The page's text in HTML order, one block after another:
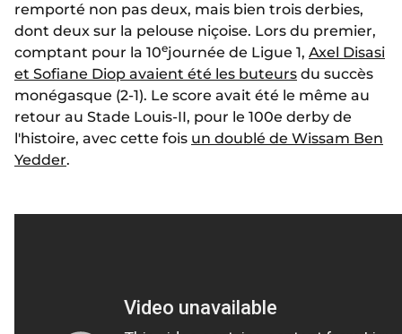
remporté non pas deux, mais bien trois derbies,
dont deux sur la pelouse niçoise. Lors du premier,
comptant pour la 10ejournée de Ligue 1, Axel Disasi
et Sofiane Diop avaient été les buteurs du succès
monégasque (2-1). Le score avait été le même au
retour au Stade Louis-II, pour le 100e derby de
l'histoire, avec cette fois un doublé de Wissam Ben
Yedder.